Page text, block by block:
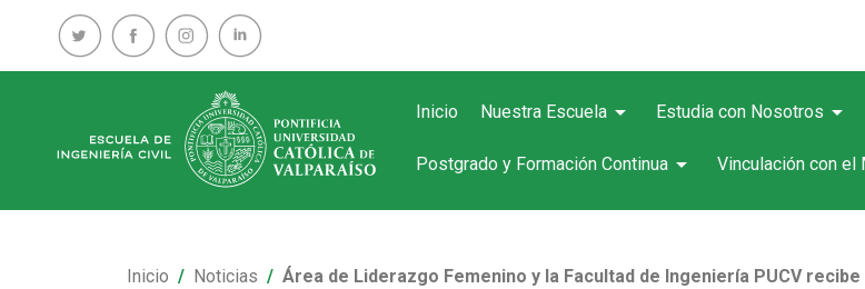
Inicio Nuestra Escuela arrow_drop_down Estudia con Nosotros arrow_drop_down
Postgrado y Formación Continua arrow_drop_down Vinculación con el
Inicio Noticias Área de Liderazgo Femenino y la Facultad de Ingeniería PUCV